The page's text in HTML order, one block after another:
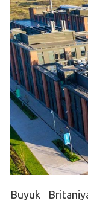
Buyuk